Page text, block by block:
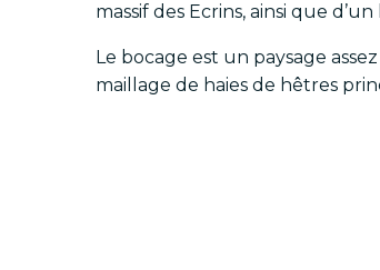
massif des Ecrins, ainsi que
Le bocage est un paysage
maillage de haies de hêtres